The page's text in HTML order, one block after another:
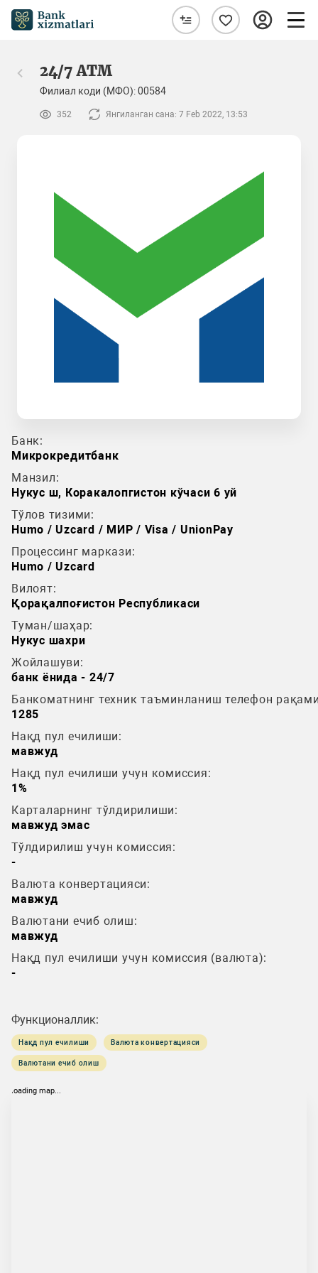
24/7 ATM
Филиал коди (МФО): 00584
352 Янгиланган сана: 7 Feb 2022, 13:53
Банк:
Микрокредитбанк
Манзил:
Нукус ш, Коракалопгистон кўчаси 6 уй
Тўлов тизими:
Humo / Uzcard / МИР / Visa / UnionPay
Процессинг маркази:
Humo / Uzcard
Вилоят:
Қорақалпоғистон Республикаси
Туман/шаҳар:
Нукус шахри
Жойлашуви:
банк ёнида - 24/7
Банкоматнинг техник таъминланиш телефон
1285
Нақд пул ечилиши:
мавжуд
Нақд пул ечилиши учун комиссия:
1%
Карталарнинг тўлдирилиши:
мавжуд эмас
Тўлдирилиш учун комиссия:
-
Валюта конвертацияси:
мавжуд
Валютани ечиб олиш:
мавжуд
Нақд пул ечилиши учун комиссия (валюта):
-
Функционаллик:
Нақд пул ечилиши Валюта конвертацияси
Валютани ечиб олиш
loading map...